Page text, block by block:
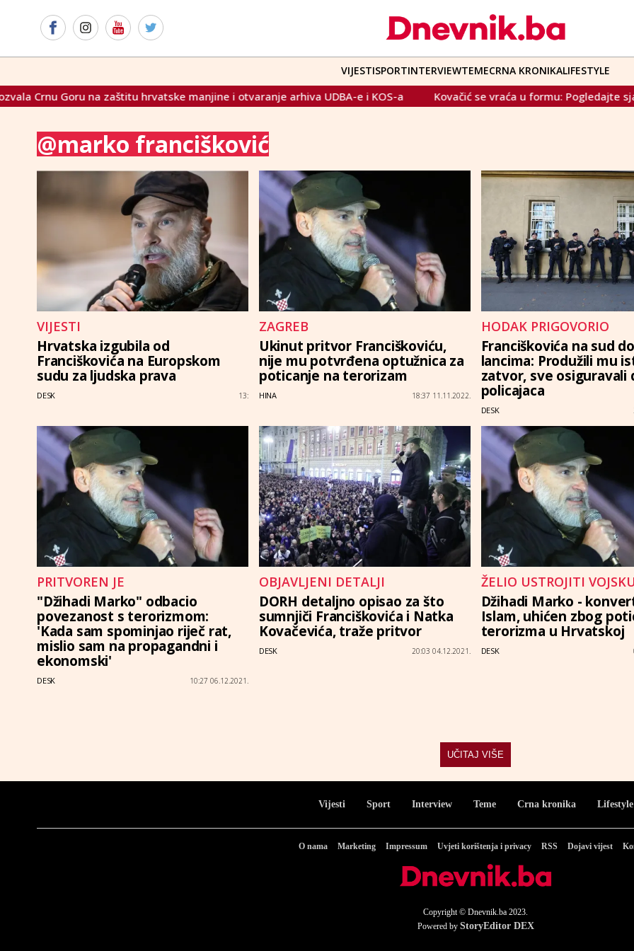
VIJESTISPORTINTERVIEWTEMECRNA KRONIKALIFESTYLE
Goru na zaštitu hrvatske manjine i otvaranje arhiva UDBA-e i KOS-a Kovačić se vraća u formu: Pogledajte sjajnu
@marko francišković
VIJESTI
Hrvatska izgubila od
Franciškovića na Europskom
sudu za ljudska prava
DESK 13:
ZAGREB
Ukinut pritvor Franciškoviću,
nije mu potvrđena optužnica za
poticanje na terorizam
HINA 18:37 11.11.2022.
HODAK PRIGOVORIO
Franciškovića na sud
lancima: Produžili mu
zatvor, sve osiguravali
policajaca
DESK
PRITVOREN JE
"Džihadi Marko" odbacio
povezanost s terorizmom:
'Kada sam spominjao riječ rat,
mislio sam na propagandni i
ekonomski'
DESK 10:27 06.12.2021.
OBJAVLJENI DETALJI
DORH detaljno opisao za što
sumnjiči Franciškovića i Natka
Kovačevića, traže pritvor
DESK 20:03 04.12.2021.
ŽELIO USTROJITI
Džihadi Marko -
Islam, uhićen zbog
terorizma u Hrvatskoj
DESK
UČITAJ VIŠE
Vijesti Sport Interview Teme Crna kronika Lifestyle
O nama Marketing Impressum Uvjeti korištenja i privacy RSS Dojavi vijest
Copyright © Dnevnik.ba 2023.
Powered by StoryEditor DEX